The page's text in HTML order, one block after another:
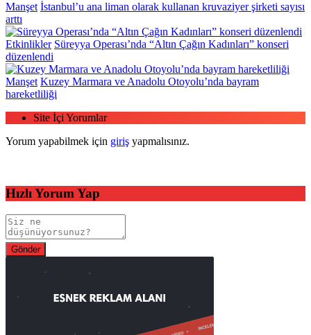
Manşet İstanbul’u ana liman olarak kullanan kruvaziyer şirketi sayısı
arttı
Etkinlikler Süreyya Operası’nda “Altın Çağın Kadınları” konseri
düzenlendi
Manşet Kuzey Marmara ve Anadolu Otoyolu’nda bayram
hareketliliği
Site İçi Yorumlar
Yorum yapabilmek için giriş yapmalısınız.
Hızlı Yorum Yap